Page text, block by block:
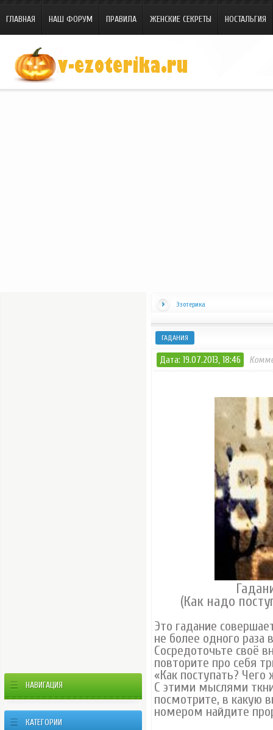
ГЛАВНАЯ НАШ ФОРУМ ПРАВИЛА ЖЕНСКИЕ СЕКРЕТЫ НОСТАЛЬГИЯ
Site.ru
НАВИГАЦИЯ
КАТЕГОРИИ
Эзотерика
ГАДАНИЯ
Дата: 19.07.2013, 18:46
(Как надо
Это гадание
не более одного раза
Сосредоточьте своё
повторите про себя
«Как поступать? Чего
С этими мыслями
посмотрите, в какую
номером найдите